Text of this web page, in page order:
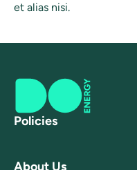
et alias nisi.
Policies
About Us